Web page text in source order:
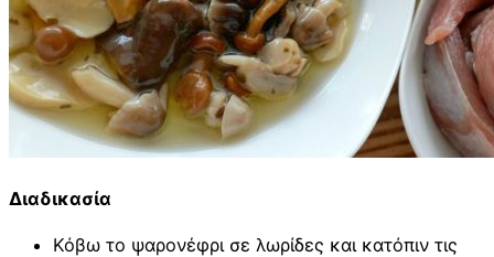
Διαδικασία
Κόβω το ψαρονέφρι σε λωρίδες και κατόπιν τις